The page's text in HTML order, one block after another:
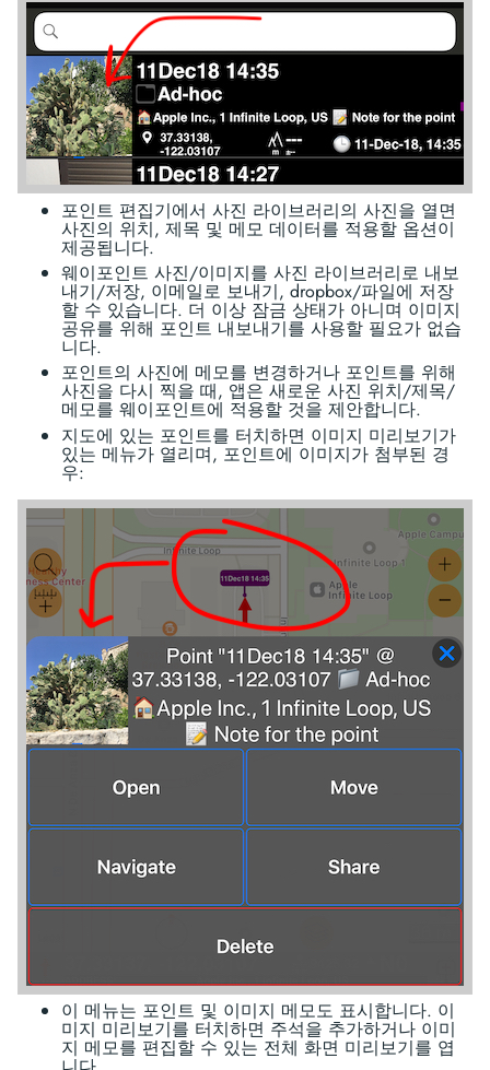
포인트 편집기에서 사진 라이브러리의 사진을 열면
사진의 위치, 제목 및 메모 데이터를 적용할 옵션이
제공됩니다.
웨이포인트 사진/이미지를 사진 라이브러리로 내보
내기/저장, 이메일로 보내기, dropbox/파일에 저장
할 수 있습니다. 더 이상 잠금 상태가 아니며 이미지
공유를 위해 포인트 내보내기를 사용할 필요가 없습
니다.
포인트의 사진에 메모를 변경하거나 포인트를 위해
사진을 다시 찍을 때, 앱은 새로운 사진 위치/제목/
메모를 웨이포인트에 적용할 것을 제안합니다.
지도에 있는 포인트를 터치하면 이미지 미리보기가
있는 메뉴가 열리며, 포인트에 이미지가 첨부된 경
우:
이 메뉴는 포인트 및 이미지 메모도 표시합니다. 이
미지 미리보기를 터치하면 주석을 추가하거나 이미
지 메모를 편집할 수 있는 전체 화면 미리보기를 엽